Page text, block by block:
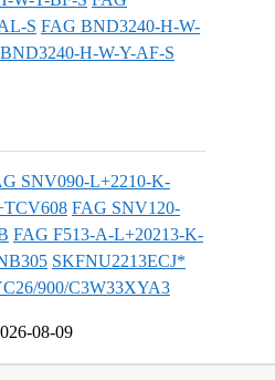
S FAG BND3240-H-W-
H-W-Y-AF-S
SNV090-L+2210-K-
FAG SNV120-
FAG F513-A-L+20213-K-
SKFNU2213ECJ*
900/C3W33XYA3
08-09